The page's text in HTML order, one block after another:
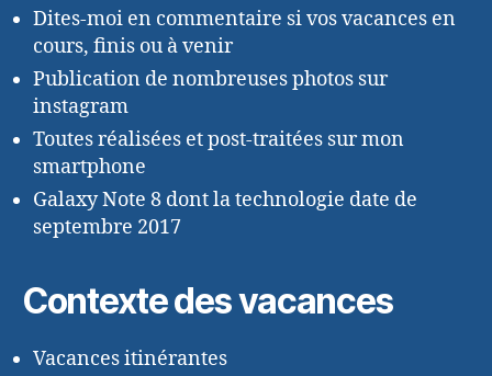
Dites-moi en commentaire si vos vacances en
cours, finis ou à venir
Publication de nombreuses photos sur
instagram
Toutes réalisées et post-traitées sur mon
smartphone
Galaxy Note 8 dont la technologie date de
septembre 2017
Contexte des vacances
Vacances itinérantes